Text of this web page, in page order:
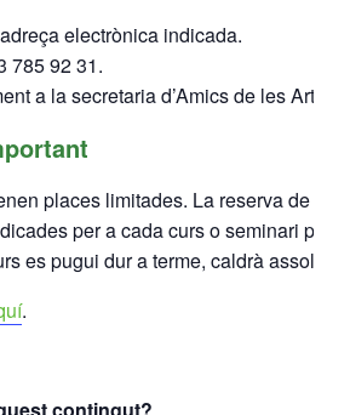
electrònica indicada.
785 92 31.
a la secretaria d’Amics de les Arts
places limitades. La reserva de
per a cada curs o seminari
es pugui dur a terme, caldrà assolir
.